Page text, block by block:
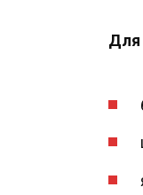
Для